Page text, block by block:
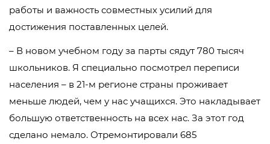
работы и важность совместных усилий для
достижения поставленных целей.
– В новом учебном году за парты сядут 780 тысяч
школьников. Я специально посмотрел переписи
населения – в 21-м регионе страны проживает
меньше людей, чем у нас учащихся. Это накладывает
большую ответственность на всех нас. За этот год
сделано немало. Отремонтировали 685